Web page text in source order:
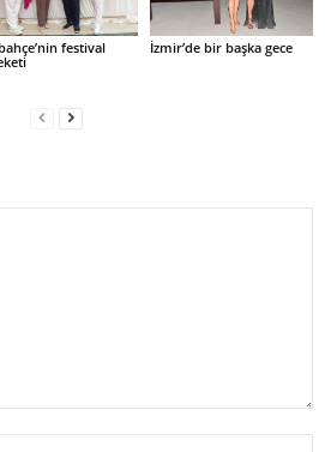
festival
İzmir’de bir başka gece